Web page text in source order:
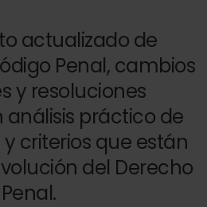
actualizado de
Penal, cambios
y resoluciones
análisis práctico de
criterios que están
del Derecho
Penal.